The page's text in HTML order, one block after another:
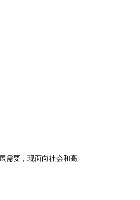
需要，现面向社会和高